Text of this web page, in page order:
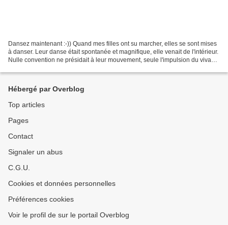
Dansez maintenant :-)) Quand mes filles ont su marcher, elles se sont mises
à danser. Leur danse était spontanée et magnifique, elle venait de l'intérieur.
Nulle convention ne présidait à leur mouvement, seule l'impulsion du vivant
Hébergé par Overblog
Top articles
Pages
Contact
Signaler un abus
C.G.U.
Cookies et données personnelles
Préférences cookies
Voir le profil de sur le portail Overblog